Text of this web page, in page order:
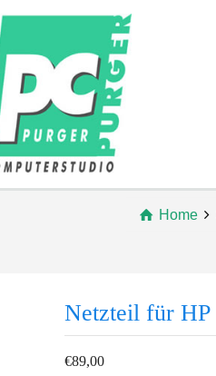
Home
Netzteil für HP
€89,00